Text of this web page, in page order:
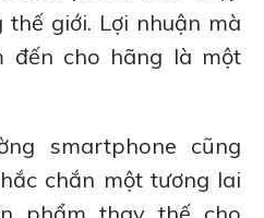
giới. Lợi nhuận mà
đến cho hãng là một
smartphone cũng
chắn một tương lai